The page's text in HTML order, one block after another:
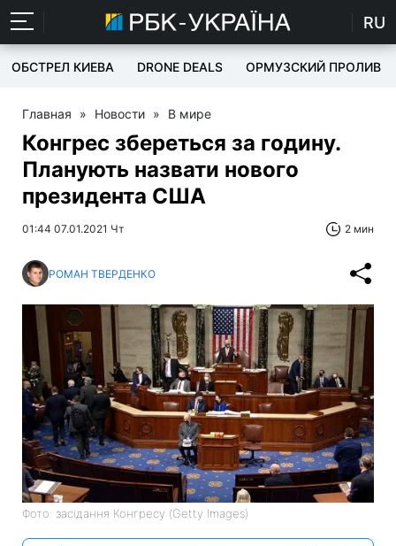
RU
ОБСТРЕЛ КИЕВА DRONE DEALS ОРМУЗСКИЙ ПРОЛИВ
Главная » Новости » В мире
Конгрес збереться за годину.
Планують назвати нового
президента США
01:44 07.01.2021 Чт 2 мин
РОМАН ТВЕРДЕНКО
Фото: засідання Конгресу (Getty Images)